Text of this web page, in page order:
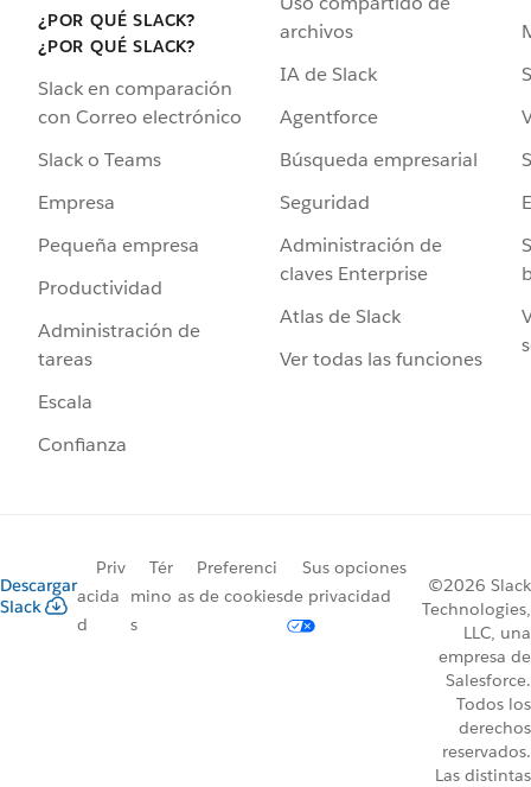
¿POR QUÉ SLACK?
¿POR QUÉ SLACK?
Slack en comparación
con Correo electrónico
Slack o Teams
Empresa
Pequeña empresa
Productividad
Administración de
tareas
Escala
Confianza
archivos
IA de Slack
Agentforce
Búsqueda empresarial
Seguridad
Administración de
claves Enterprise
Atlas de Slack
Ver todas las funciones
Descargar
Slack
Priv
acida
d
Tér
mino
s
Preferenci
as de cookies
Sus opciones
de privacidad
©2026 Slack
Technologies,
LLC, una
empresa de
Salesforce.
Todos los
derechos
reservados.
Las distintas